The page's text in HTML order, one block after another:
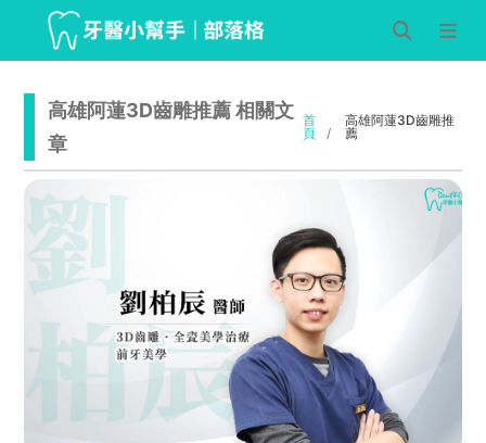
高雄阿蓮3D齒雕推薦 相關文
章
首
頁
高雄阿蓮3D齒雕推
薦